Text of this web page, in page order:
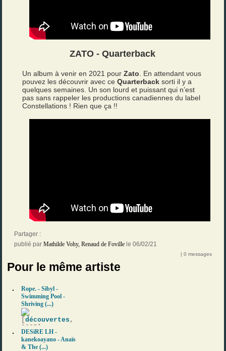
ZATO - Quarterback
Un album à venir en 2021 pourZato . En attendant vous
pouvez les découvrir avec ceQuarterbacksorti il y a
quelques semaines. Un son lourd et puissant qui n’est
pas sans rappeler les productions canadiennes du label
Constellations ! Rien que ça !!
Partager :
publié par Mathilde Vohy,Renaud de Foville le 06/02/21
| 0 messages
Pour le même artiste
Rope. - Sibyl -
Swimming Pool -
Shriving (...)
[découvertes ,
2025]
DESiRE LH -
kanekoayano - Anaïs
& The (...)